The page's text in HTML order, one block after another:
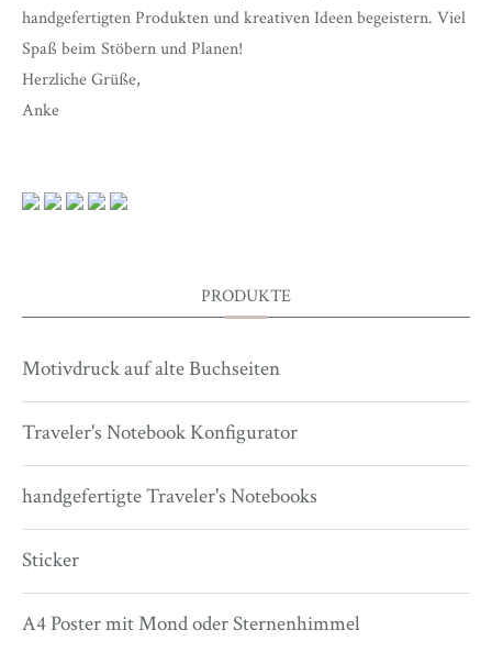
handgefertigten Produkten und kreativen Ideen begeistern. Viel
Spaß beim Stöbern und Planen!
Herzliche Grüße,
Anke
PRODUKTE
Motivdruck auf alte Buchseiten
Traveler's Notebook Konfigurator
handgefertigte Traveler's Notebooks
Sticker
A4 Poster mit Mond oder Sternenhimmel